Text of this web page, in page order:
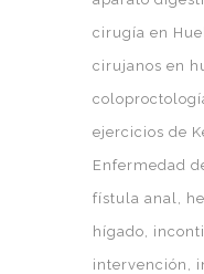
cirugía en
cirujanos en
ejercicios de
Enfermedad
fístula anal
hígado
intervención